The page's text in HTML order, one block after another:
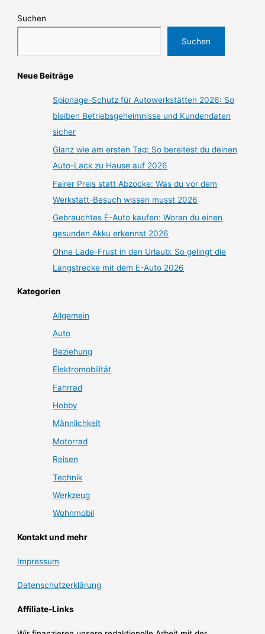
Suchen
Suchen
Neue Beiträge
Spionage-Schutz für Autowerkstätten 2026: So
bleiben Betriebsgeheimnisse und Kundendaten
sicher
Glanz wie am ersten Tag: So bereitest du deinen
Auto-Lack zu Hause auf 2026
Fairer Preis statt Abzocke: Was du vor dem
Werkstatt-Besuch wissen musst 2026
Gebrauchtes E-Auto kaufen: Woran du einen
gesunden Akku erkennst 2026
Ohne Lade-Frust in den Urlaub: So gelingt die
Langstrecke mit dem E-Auto 2026
Kategorien
Allgemein
Auto
Beziehung
Elektromobilität
Fahrrad
Hobby
Männlichkeit
Motorrad
Reisen
Technik
Werkzeug
Wohnmobil
Kontakt und mehr
Impressum
Datenschutzerklärung
Affiliate-Links